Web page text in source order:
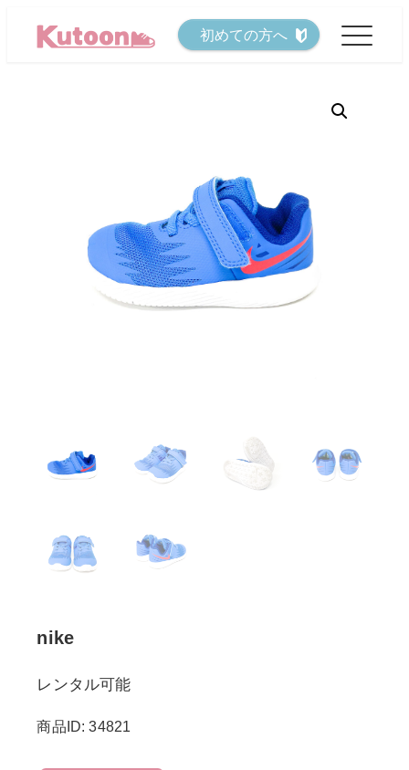
初めての方へ
nike
レンタル可能
商品ID: 34821